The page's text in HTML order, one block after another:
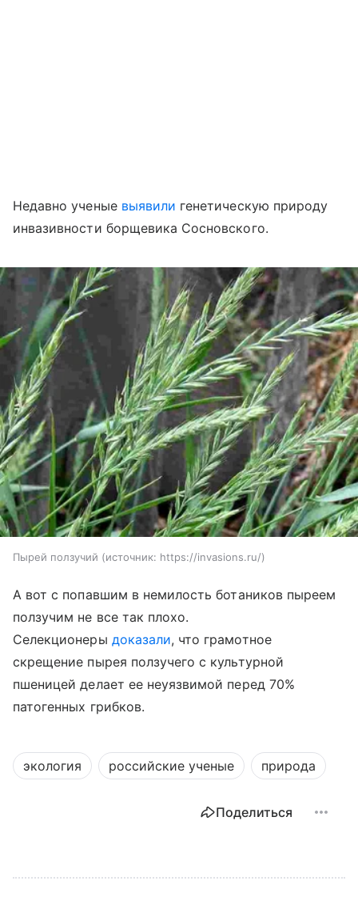
Недавно ученые выявили генетическую природу
инвазивности борщевика Сосновского.
Пырей ползучий источник: https://invasions.ru/
А вот с попавшим в немилость ботаников пыреем
ползучим не все так плохо.
Селекционеры доказали, что грамотное
скрещение пырея ползучего с культурной
пшеницей делает ее неуязвимой перед 70%
патогенных грибков.
экология российские ученые природа
Поделиться